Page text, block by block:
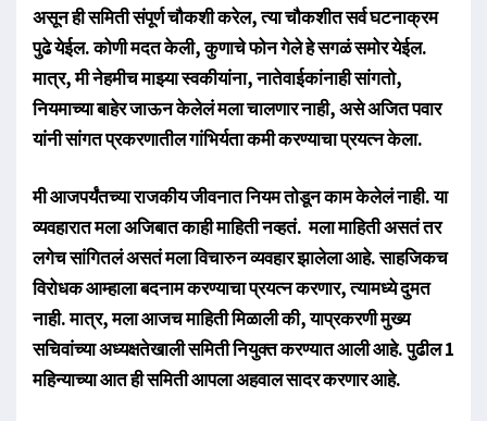
असून ही समिती संपूर्ण चौकशी करेल, त्या चौकशीत सर्व घटनाक्रम
पुढे येईल. कोणी मदत केली, कुणाचे फोन गेले हे सगळं समोर येईल.
मात्र, मी नेहमीच माझ्या स्वकीयांना, नातेवाईकांनाही सांगतो,
नियमाच्या बाहेर जाऊन केलेलं मला चालणार नाही, असे अजित पवार
यांनी सांगत प्रकरणातील गांभिर्यता कमी करण्याचा प्रयत्न केला.
मी आजपर्यंतच्या राजकीय जीवनात नियम तोडून काम केलेलं नाही. या
व्यवहारात मला अजिबात काही माहिती नव्हतं. मला माहिती असतं तर
लगेच सांगितलं असतं मला विचारुन व्यवहार झालेला आहे. साहजिकच
विरोधक आम्हाला बदनाम करण्याचा प्रयत्न करणार, त्यामध्ये दुमत
नाही. मात्र, मला आजच माहिती मिळाली की, याप्रकरणी मुख्य
सचिवांच्या अध्यक्षतेखाली समिती नियुक्त करण्यात आली आहे. पुढील 1
महिन्याच्या आत ही समिती आपला अहवाल सादर करणार आहे.